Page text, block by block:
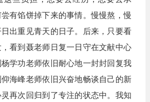
有馅饼掉下来的事情。慢慢熬，慢
出重见青天的日子。后来，只要看
看到聂老师日复一日守在文献中心
学功老师依旧耐心地一封封回复我
海峰老师依旧兴奋地畅谈自己的新
再次回归到了专注的状态中。我知